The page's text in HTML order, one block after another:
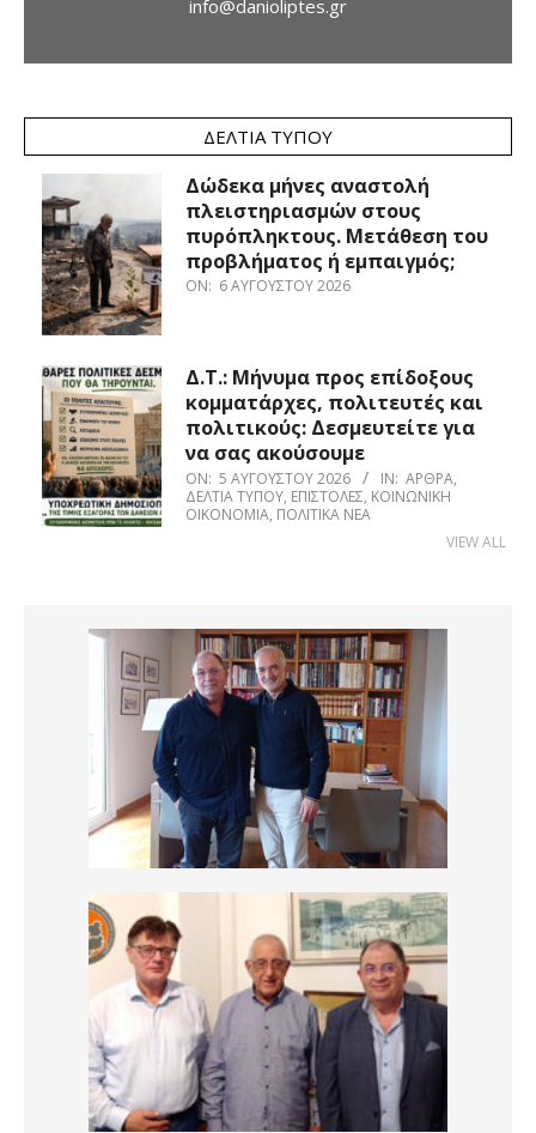
info@danioliptes.gr
ΔΕΛΤΊΑ ΤΎΠΟΥ
Δώδεκα μήνες αναστολή
πλειστηριασμών στους
πυρόπληκτους. Μετάθεση του
προβλήματος ή εμπαιγμός;
ON: 6 ΑΥΓΟΎΣΤΟΥ 2026
Δ.Τ.: Μήνυμα προς επίδοξους
κομματάρχες, πολιτευτές και
πολιτικούς: Δεσμευτείτε για
να σας ακούσουμε
ON: 5 ΑΥΓΟΎΣΤΟΥ 2026 IN: ΆΡΘΡΑ,
ΔΕΛΤΊΑ ΤΎΠΟΥ, ΕΠΙΣΤΟΛΈΣ, ΚΟΙΝΩΝΙΚΉ
ΟΙΚΟΝΟΜΊΑ, ΠΟΛΙΤΙΚΆ ΝΈΑ
VIEW ALL